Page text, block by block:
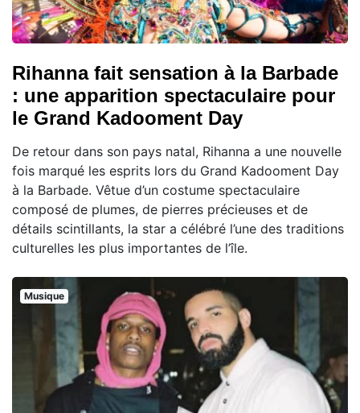
Rihanna fait sensation à la Barbade
: une apparition spectaculaire pour
le Grand Kadooment Day
De retour dans son pays natal, Rihanna a une nouvelle
fois marqué les esprits lors du Grand Kadooment Day
à la Barbade. Vêtue d’un costume spectaculaire
composé de plumes, de pierres précieuses et de
détails scintillants, la star a célébré l’une des traditions
culturelles les plus importantes de l’île.
Musique